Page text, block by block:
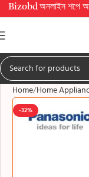
অনলাইন শপে আপনাকে
Home Home
-32%